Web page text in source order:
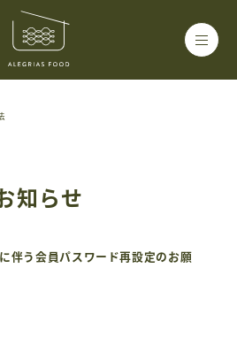
知らせ
伴う会員パスワード再設定のお願